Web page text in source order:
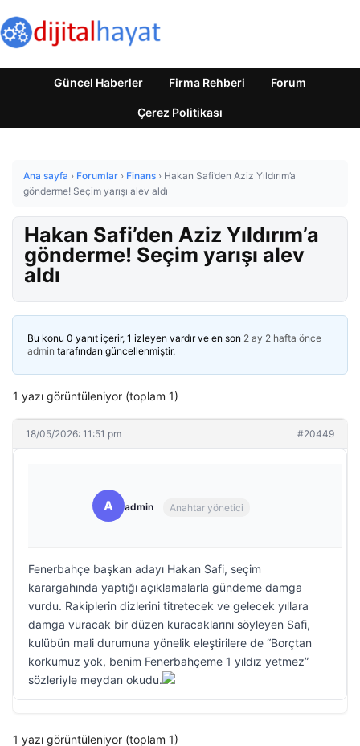
Güncel Haberler Firma Rehberi Forum
Çerez Politikası
Ana sayfa › Forumlar › Finans › Hakan Safi’den Aziz Yıldırım’a
gönderme! Seçim yarışı alev aldı
Hakan Safi’den Aziz Yıldırım’a
gönderme! Seçim yarışı alev
aldı
Bu konu 0 yanıt içerir, 1 izleyen vardır ve en son 2 ay 2 hafta önce
admin tarafından güncellenmiştir.
1 yazı görüntüleniyor (toplam 1)
18/05/2026: 11:51 pm #20449
A admin Anahtar yönetici
Fenerbahçe başkan adayı Hakan Safi, seçim
karargahında yaptığı açıklamalarla gündeme damga
vurdu. Rakiplerin dizlerini titretecek ve gelecek yıllara
damga vuracak bir düzen kuracaklarını söyleyen Safi,
kulübün mali durumuna yönelik eleştirilere de “Borçtan
korkumuz yok, benim Fenerbahçeme 1 yıldız yetmez”
sözleriyle meydan okudu.
1 yazı görüntüleniyor (toplam 1)